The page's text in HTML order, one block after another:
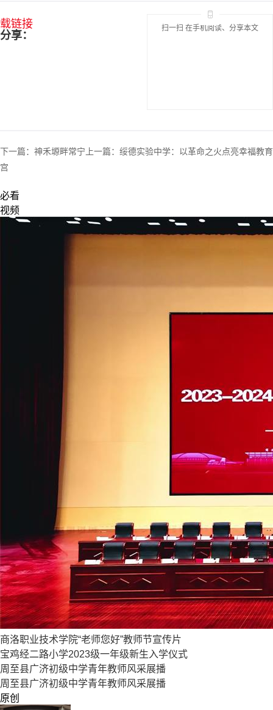
载链接
分享：
扫一扫 在手机阅读、分享本文
上一篇： 绥德实验中学：以革命之火点亮幸福教育
下一篇： 神禾塬畔常宁
宫
必看
视频
商洛职业技术学院“老师您好”教师节宣传片
宝鸡经二路小学2023级一年级新生入学仪式
周至县广济初级中学青年教师风采展播
周至县广济初级中学青年教师风采展播
原创